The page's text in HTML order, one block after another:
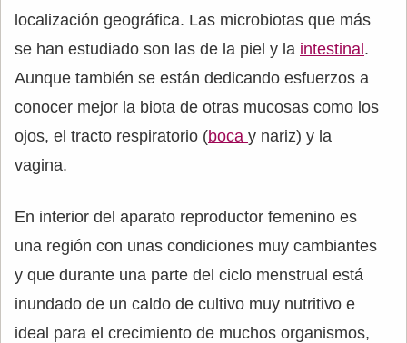
localización geográfica. Las microbiotas que más
se han estudiado son las de la piel y la intestinal .
Aunque también se están dedicando esfuerzos a
conocer mejor la biota de otras mucosas como los
ojos, el tracto respiratorio (boca y nariz) y la
vagina.
En interior del aparato reproductor femenino es
una región con unas condiciones muy cambiantes
y que durante una parte del ciclo menstrual está
inundado de un caldo de cultivo muy nutritivo e
ideal para el crecimiento de muchos organismos,